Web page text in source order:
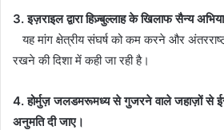
3. इज़राइल द्वारा हिज़्बुल्लाह के खिलाफ सैन्य
यह मांग क्षेत्रीय संघर्ष को कम करने और
रखने की दिशा में कही जा रही है।
4. होर्मुज़ जलडमरूमध्य से गुजरने वाले जहाज़ों से
अनुमति दी जाए।